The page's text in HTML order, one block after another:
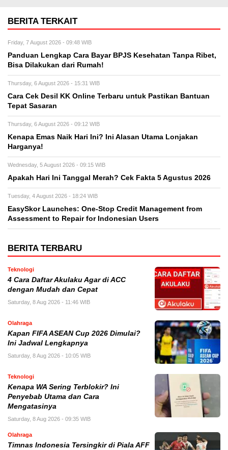
BERITA TERKAIT
Friday, 7 August 2026 - 09:48 WIB
Panduan Lengkap Cara Bayar BPJS Kesehatan Tanpa Ribet,
Bisa Dilakukan dari Rumah!
Thursday, 6 August 2026 - 15:31 WIB
Cara Cek Desil KK Online Terbaru untuk Pastikan Bantuan
Tepat Sasaran
Thursday, 6 August 2026 - 09:12 WIB
Kenapa Emas Naik Hari Ini? Ini Alasan Utama Lonjakan
Harganya!
Wednesday, 5 August 2026 - 09:15 WIB
Apakah Hari Ini Tanggal Merah? Cek Fakta 5 Agustus 2026
Tuesday, 4 August 2026 - 18:24 WIB
EasySkor Launches: One-Stop Credit Management from
Assessment to Repair for Indonesian Users
BERITA TERBARU
Teknologi
4 Cara Daftar Akulaku Agar di ACC
dengan Mudah dan Cepat
Saturday, 8 Aug 2026 - 11:46 WIB
Olahraga
Kapan FIFA ASEAN Cup 2026 Dimulai?
Ini Jadwal Lengkapnya
Saturday, 8 Aug 2026 - 10:05 WIB
Teknologi
Kenapa WA Sering Terblokir? Ini
Penyebab Utama dan Cara
Mengatasinya
Saturday, 8 Aug 2026 - 09:35 WIB
Olahraga
Timnas Indonesia Tersingkir di Piala AFF